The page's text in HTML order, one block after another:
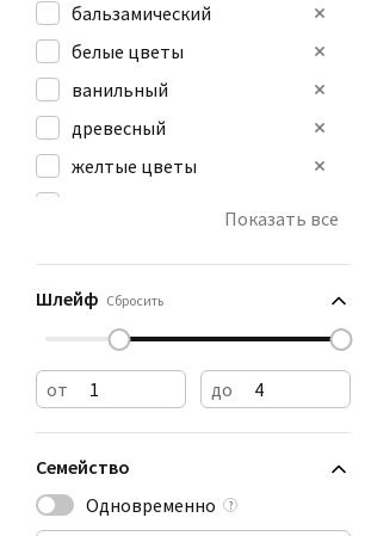
бальзамический
белые цветы
ванильный
древесный
желтые цветы
Показать все
Шлейф Сбросить
от до
Семейство
Одновременно
?